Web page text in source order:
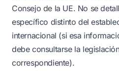
Consejo de la UE. No se
específico distinto del
internacional (si esa
debe consultarse la
correspondiente).